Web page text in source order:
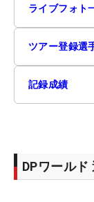
ライブフォト
ツアー登録選
記録成績
DPワール